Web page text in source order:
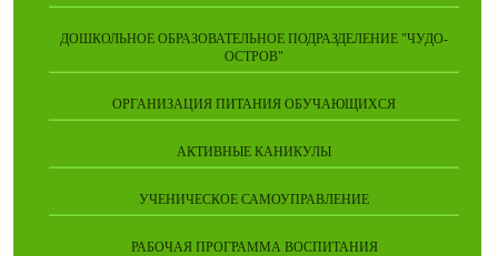
ДОШКОЛЬНОЕ ОБРАЗОВАТЕЛЬНОЕ ПОДРАЗДЕЛЕНИЕ "ЧУДО-
ОСТРОВ"
ОРГАНИЗАЦИЯ ПИТАНИЯ ОБУЧАЮЩИХСЯ
АКТИВНЫЕ КАНИКУЛЫ
УЧЕНИЧЕСКОЕ САМОУПРАВЛЕНИЕ
РАБОЧАЯ ПРОГРАММА ВОСПИТАНИЯ